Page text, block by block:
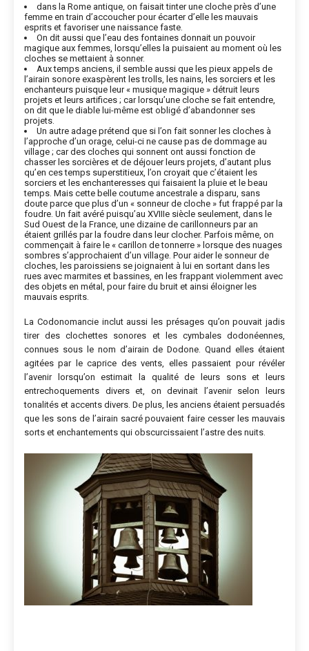
dans la Rome antique, on faisait tinter une cloche près d’une
femme en train d’accoucher pour écarter d’elle les mauvais
esprits et favoriser une naissance faste.
On dit aussi que l’eau des fontaines donnait un pouvoir
magique aux femmes, lorsqu’elles la puisaient au moment où les
cloches se mettaient à sonner.
Aux temps anciens, il semble aussi que les pieux appels de
l’airain sonore exaspèrent les trolls, les nains, les sorciers et les
enchanteurs puisque leur « musique magique » détruit leurs
projets et leurs artifices ; car lorsqu’une cloche se fait entendre,
on dit que le diable lui-même est obligé d’abandonner ses
projets.
Un autre adage prétend que si l’on fait sonner les cloches à
l’approche d’un orage, celui-ci ne cause pas de dommage au
village ; car des cloches qui sonnent ont aussi fonction de
chasser les sorcières et de déjouer leurs projets, d’autant plus
qu’en ces temps superstitieux, l’on croyait que c’étaient les
sorciers et les enchanteresses qui faisaient la pluie et le beau
temps. Mais cette belle coutume ancestrale a disparu, sans
doute parce que plus d’un « sonneur de cloche » fut frappé par la
foudre. Un fait avéré puisqu’au XVIIIe siècle seulement, dans le
Sud Ouest de la France, une dizaine de carillonneurs par an
étaient grillés par la foudre dans leur clocher. Parfois même, on
commençait à faire le « carillon de tonnerre » lorsque des nuages
sombres s’approchaient d’un village. Pour aider le sonneur de
cloches, les paroissiens se joignaient à lui en sortant dans les
rues avec marmites et bassines, en les frappant violemment avec
des objets en métal, pour faire du bruit et ainsi éloigner les
mauvais esprits.
La Codonomancie inclut aussi les présages qu’on pouvait jadis
tirer des clochettes sonores et les cymbales dodonéennes,
connues sous le nom d’airain de Dodone. Quand elles étaient
agitées par le caprice des vents, elles passaient pour révéler
l’avenir lorsqu’on estimait la qualité de leurs sons et leurs
entrechoquements divers et, on devinait l’avenir selon leurs
tonalités et accents divers. De plus, les anciens étaient persuadés
que les sons de l’airain sacré pouvaient faire cesser les mauvais
sorts et enchantements qui obscurcissaient l’astre des nuits.